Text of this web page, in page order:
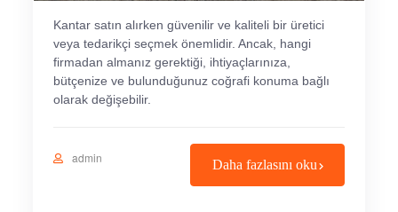
Kantar satın alırken güvenilir ve kaliteli bir üretici
veya tedarikçi seçmek önemlidir. Ancak, hangi
firmadan almanız gerektiği, ihtiyaçlarınıza,
bütçenize ve bulunduğunuz coğrafi konuma bağlı
olarak değişebilir.
admin Daha fazlasını oku